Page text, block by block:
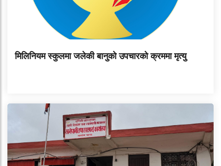
मिलिनियम स्कुलमा जलेकी बानुको उपचारको क्रममा मृत्यु